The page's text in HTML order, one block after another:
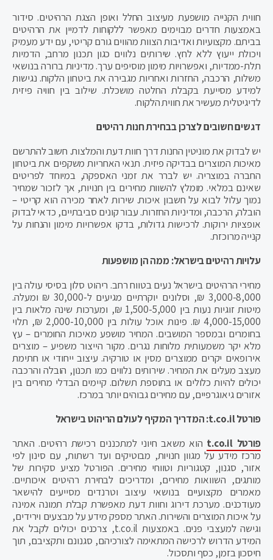
חווית הקנייה מושפעת מעיצוב החלל ואופן הצגת הרהיטים. סידור
באמצעות חדרים מבוימים מאפשר ללקוחות לדמיין את הרהיטים
בביתם. מקצועיות ואדיבות הצוות מהווים גורם קריטי, עם ידע מעמיק
ויכולת ייעוץ ללא לחץ. שירותים נלווים כגון תכנון מרחב, הדמיות
תלת-ממדיות, ואפשרויות מימון מוסיפים ערך. מדיניות ברורה בנושאי
משלוח, הרכבה, החזרות ואחריות מגבירה את ביטחון הלקוח. נגישות
למידע מסייעת בקבלת החלטה מושכלת. שילוב בין חוויה פיזית
לדיגיטלית מעשיר את חווית הלקוח.
דגשים חשובים לצרכן בבחירת חנות רהיטים
יש לבדוק את מוניטין החנות דרך חוות דעת והמלצות. חשוב להתרשם
מאיכות המוצרים בבדיקה פיזית. תנאי האחריות משקפים את ביטחון
החברה במוצריה. יש לברר את זמני האספקה, במיוחד לפריטים
שאינם במלאי. מומלץ להשוות מחירים בין חנויות, אך לזכור שמחיר
נמוך עלול לבוא על חשבון איכות. שירות לאחר מכירה הוא קריטי –
הובלה, הרכבה, ומדיניות החזרות. עבור קונים סביבתיים, כדאי לבדוק
אופציות ירוקות. לרכישות גדולות, בדקו אפשרויות מימון והנחות על
קנייה מרוכזת.
עלויות רהיטים בישראל: ממה הן מושפעות
מחירי הרהיטים בישראל נעים בטווח רחב. ריהוט סלון בסיסי עולה בין
3,000-8,000 ₪, וסלונים יוקרתיים מגיעים ל-30,000 ₪ ומעלה.
מיטות זוגיות נעות בין 1,500-5,000 ₪, ומערכות שינה מלאות בין
4,000-15,000 ₪. פינות אוכל עולות בין 2,000-10,000 ₪, תלוי
בחומרים ובמספר המושבים. המחיר מושפע מאיכות החומרים – עץ
מלא יקר משמעותית מלוחות נגרים. מקור הייצור משפיע – מוצרים
אירופאים יקרים ממוצרים מסין או טורקיה. עיצוב ייחודי או חתימת
מעצב מעלים את המחיר. שירותים נלווים כמו תכנון, הובלה והרכבה
יכולים להיות כלולים או בתוספת תשלום. קיימים הבדלי מחירים בין
אזורים גיאוגרפיים, עם מחירים גבוהים יותר במרכז.
פורטלt.co.il: המדריך המקיף לעולם הריהוט בישראל
פורטל t.co.il הוא משאב חיוני למתכננים רכישת רהיטים. האתר
מרכז מידע על מגוון חנויות, מבוטיקים ועד רשתות, עם סינון לפי
אזור, סגנון, קטגוריות וטווחי מחירים. הפורטל מציע סקירות של
מותגים, השוואות מחירים, ומדריכים לבחירת רהיטים איכותיים.
מאמרים מקצועיים בנושאי עיצוב וטרנדים מסייעים להישאר
מעודכנים. מערכת דירוג וחוות דעת מאפשרת קבלת תמונה אמינה
על איכות המוצרים והשירות. האתר מספק מידע על מבצעים וירידים,
וגישה למעצבי פנים. באמצעות t.co.il, צרכנים יכולים לקבל את
המידע הדרוש לרכישה המתאימה לצורכיהם, סגנונם ותקציבם, תוך
חיסכון בזמן, כסף ותסכול.